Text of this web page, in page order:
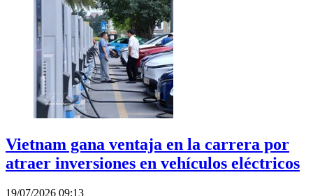
Vietnam gana ventaja en la carrera por
atraer inversiones en vehículos eléctricos
19/07/2026 09:13